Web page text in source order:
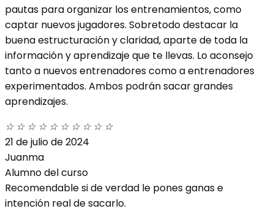
pautas para organizar los entrenamientos, como
captar nuevos jugadores. Sobretodo destacar la
buena estructuración y claridad, aparte de toda la
información y aprendizaje que te llevas. Lo aconsejo
tanto a nuevos entrenadores como a entrenadores
experimentados. Ambos podrán sacar grandes
aprendizajes.
☆ ☆ ☆ ☆ ☆ ☆ ☆ ☆ ☆ ☆
21 de julio de 2024
Juanma
Alumno del curso
Recomendable si de verdad le pones ganas e
intención real de sacarlo.